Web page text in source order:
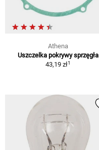
Athena
Uszczelka pokrywy sprzęgła
43,19 zł1